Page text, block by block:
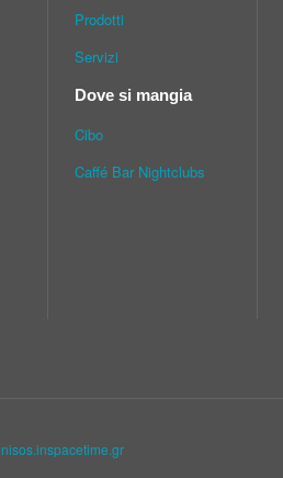
Prodotti
Servizi
Dove si mangia
Cibo
Caffé Bar Nightclubs